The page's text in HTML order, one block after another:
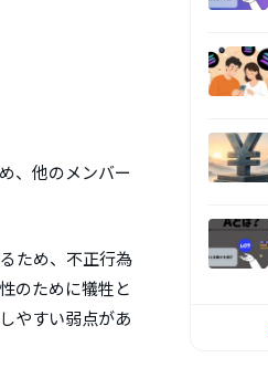
、他のメンバー
ため、不正行為
のために犠牲と
やすい弱点があ